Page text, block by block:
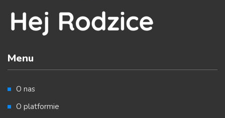
Menu
O nas
O platformie